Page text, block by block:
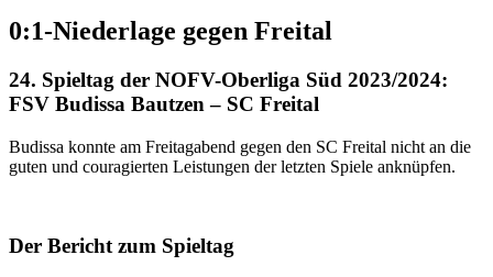
0:1-Niederlage gegen Freital
24. Spieltag der NOFV-Oberliga Süd 2023/2024:
FSV Budissa Bautzen – SC Freital
Budissa konnte am Freitagabend gegen den SC Freital nicht an die
guten und couragierten Leistungen der letzten Spiele anknüpfen.
Der Bericht zum Spieltag